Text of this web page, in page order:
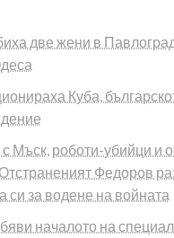
две жени в
Куба,
Мъск, роботи-убийци и
Федоров
си за водене на войната
началото на